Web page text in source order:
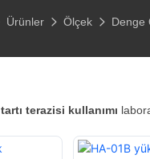
Ürünler Ölçek Denge
tartı terazisi kullanımı